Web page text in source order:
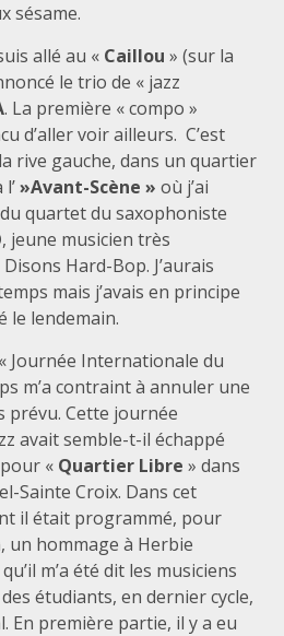
sésame.
allé au « Caillou » (sur la
le trio de « jazz
. La première « compo »
d’aller voir ailleurs. C’est
rive gauche, dans un quartier
»Avant-Scène » où j’ai
quartet du saxophoniste
, jeune musicien très
Hard-Bop. J’aurais
mais j’avais en principe
le lendemain.
Journée Internationale du
m’a contraint à annuler une
prévu. Cette journée
avait semble-t-il échappé
« Quartier Libre » dans
Sainte Croix. Dans cet
il était programmé, pour
un hommage à Herbie
m’a été dit les musiciens
étudiants, en dernier cycle,
En première partie, il y a eu